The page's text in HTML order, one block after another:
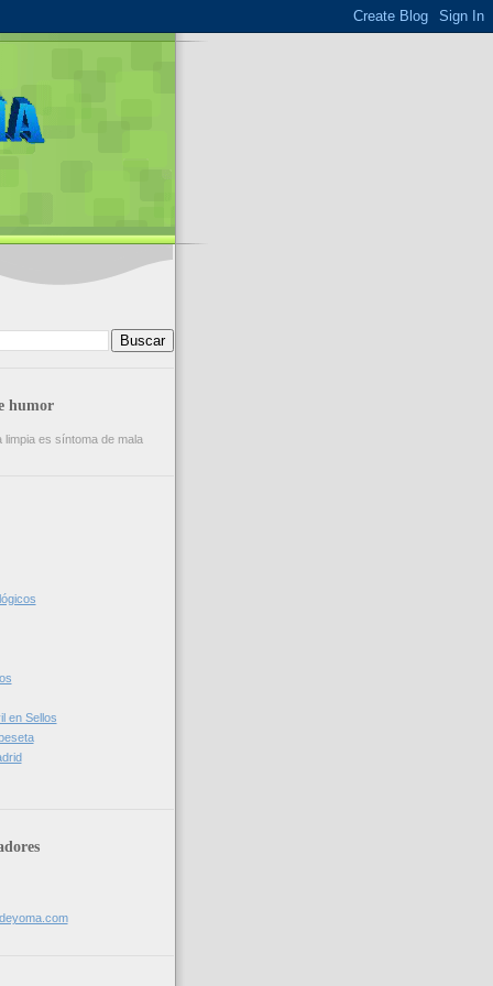
humor
limpia es síntoma de mala
en Sellos